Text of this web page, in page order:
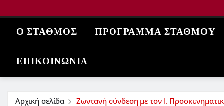
Ο ΣΤΑΘΜΌΣ ΠΡΌΓΡΑΜΜΑ ΣΤΑΘΜΟΎ
ΕΠΙΚΟΙΝΩΝΊΑ
Αρχική σελίδα Ζωντανή σύνδεση με τον Ι.